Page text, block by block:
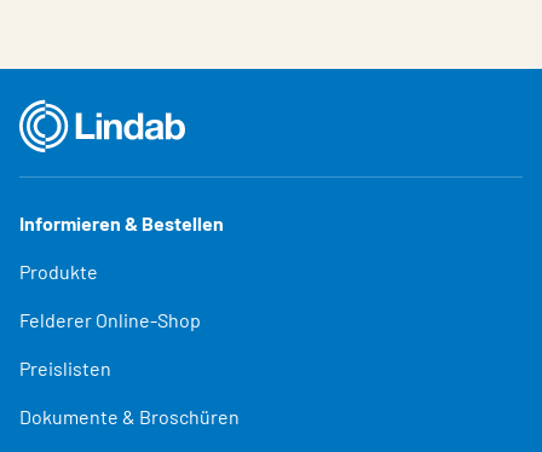
Informieren & Bestellen
Produkte
Felderer Online-Shop
Preislisten
Dokumente & Broschüren